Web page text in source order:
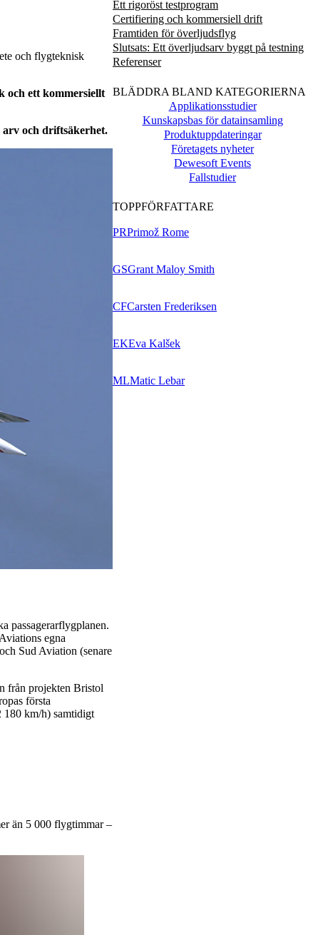
Ett rigoröst testprogram
Certifiering och kommersiell drift
Framtiden för överljudsflyg
Slutsats: Ett överljudsarv byggt på testning
Referenser
BLÄDDRA BLAND KATEGORIERNA
Applikationsstudier
Kunskapsbas för datainsamling
Produktuppdateringar
Företagets nyheter
Dewesoft Events
Fallstudier
TOPPFÖRFATTARE
PRPrimož Rome
GSGrant Maloy Smith
CFCarsten Frederiksen
EKEva Kalšek
MLMatic Lebar
och flygteknisk
och ett kommersiellt
arv och driftsäkerhet.
passagerarflygplanen.
egna
Sud Aviation (senare
från projekten Bristol
första
180 km/h) samtidigt
än 5 000 flygtimmar –